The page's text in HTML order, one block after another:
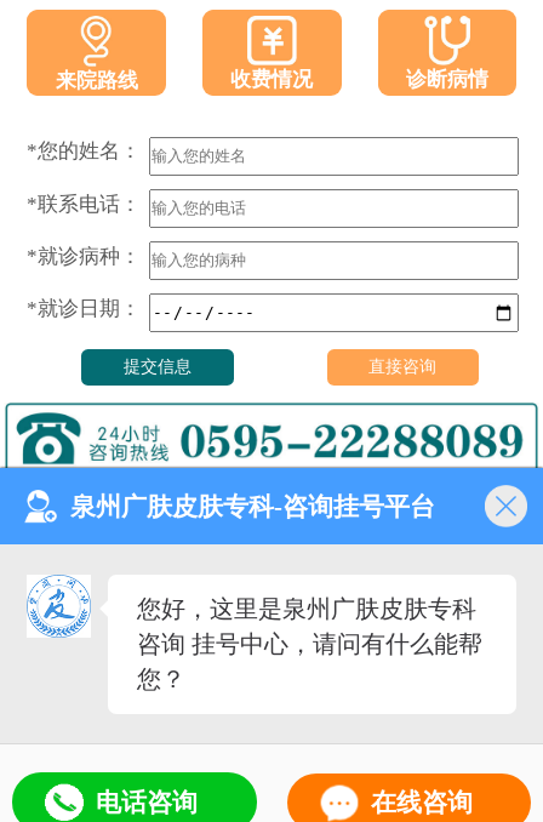
来院路线 收费情况 诊断病情
*您的姓名：
*联系电话：
*就诊病种：
*就诊日期：
门诊时间（无假日医院）
8:00—18:00
健康热线
0595-22288089
医院地址
（闽-泉-丰）医广[2020]第08-30-30号
泉州广肤皮肤专科-咨询挂号平台
您好，这里是泉州广肤皮肤专科
咨询 挂号中心，请问有什么能帮
您？
电话咨询 在线咨询